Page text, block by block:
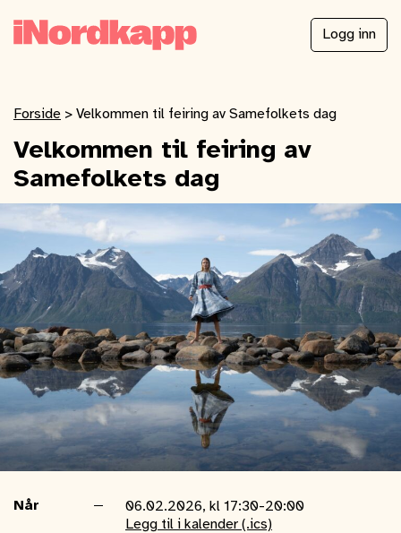
Logg inn
Forside > Velkommen til feiring av Samefolkets dag
Velkommen til feiring av
Samefolkets dag
Når
06.02.2026, kl 17:30-20:00
Legg til i kalender (.ics)